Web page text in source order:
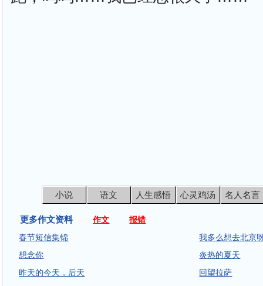
小说 语文 人生感悟 心灵鸡汤 名人名言
更多作文资料作文
报错
春节短信集锦
我多么想去北京
想念你
炎热的夏天
昨天的今天，后天
回望拉萨